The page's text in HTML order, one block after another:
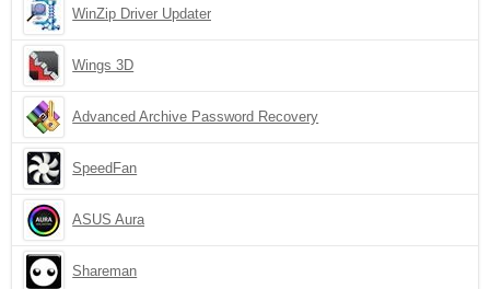
WinZip Driver Updater
Wings 3D
Advanced Archive Password Recovery
SpeedFan
ASUS Aura
Shareman